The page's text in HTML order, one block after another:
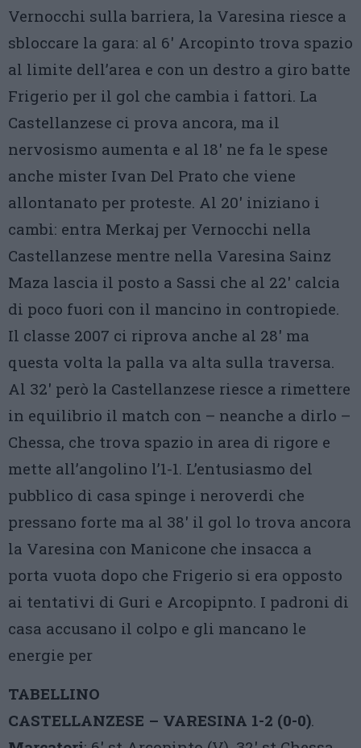
Vernocchi sulla barriera, la Varesina riesce a
sbloccare la gara: al 6′ Arcopinto trova spazio
al limite dell’area e con un destro a giro batte
Frigerio per il gol che cambia i fattori. La
Castellanzese ci prova ancora, ma il
nervosismo aumenta e al 18′ ne fa le spese
anche mister Ivan Del Prato che viene
allontanato per proteste. Al 20′ iniziano i
cambi: entra Merkaj per Vernocchi nella
Castellanzese mentre nella Varesina Sainz
Maza lascia il posto a Sassi che al 22′ calcia
di poco fuori con il mancino in contropiede.
Il classe 2007 ci riprova anche al 28′ ma
questa volta la palla va alta sulla traversa.
Al 32′ però la Castellanzese riesce a rimettere
in equilibrio il match con – neanche a dirlo –
Chessa, che trova spazio in area di rigore e
mette all’angolino l’1-1. L’entusiasmo del
pubblico di casa spinge i neroverdi che
pressano forte ma al 38′ il gol lo trova ancora
la Varesina con Manicone che insacca a
porta vuota dopo che Frigerio si era opposto
ai tentativi di Guri e Arcopipnto. I padroni di
casa accusano il colpo e gli mancano le
energie per
TABELLINO
CASTELLANZESE – VARESINA 1-2 (0-0).